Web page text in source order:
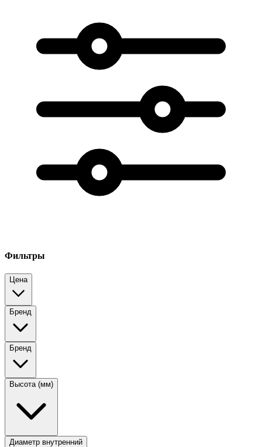
Фильтры
Цена
Бренд
Бренд
Высота (мм)
Диаметр внутренний